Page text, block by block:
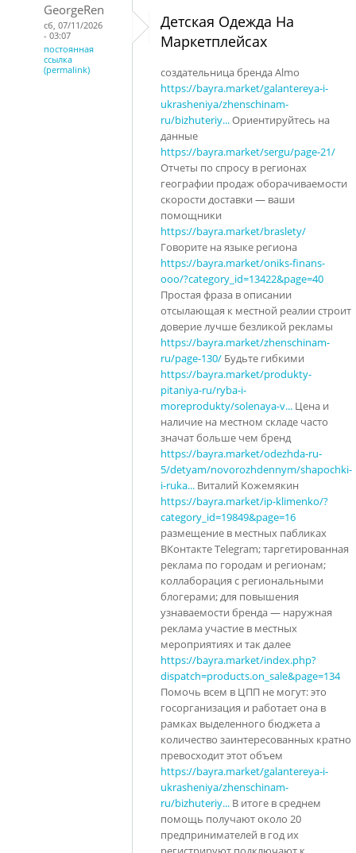
GeorgeRen
сб, 07/11/2026
- 03:07
постоянная
ссылка
(permalink)
Детская Одежда На
Маркетплейсах
создательница бренда Almo
https://bayra.market/galantereya-i-
ukrasheniya/zhenschinam-
ru/bizhuteriy...Ориентируйтесь на
данные
https://bayra.market/sergu/page-21/
Отчеты по спросу в регионах
географии продаж оборачиваемости
скорости доставки — ваши
помощники
https://bayra.market/braslety/
Говорите на языке региона
https://bayra.market/oniks-finans-
ooo/?category_id=13422&page=40
Простая фраза в описании
отсылающая к местной реалии строит
доверие лучше безликой рекламы
https://bayra.market/zhenschinam-
ru/page-130/ Будьте гибкими
https://bayra.market/produkty-
pitaniya-ru/ryba-i-
moreprodukty/solenaya-v... Цена и
наличие на местном складе часто
значат больше чем бренд
https://bayra.market/odezhda-ru-
5/detyam/novorozhdennym/shapochki-
i-ruka... Виталий Кожемякин
https://bayra.market/ip-klimenko/?
category_id=19849&page=16
размещение в местных пабликах
ВКонтакте Telegram; таргетированная
реклама по городам и регионам;
коллаборация с региональными
блогерами; для повышения
узнаваемости бренда — наружная
реклама участие в местных
мероприятиях и так далее
https://bayra.market/index.php?
dispatch=products.on_sale&page=134
Помочь всем в ЦПП не могут: это
госорганизация и работает она в
рамках выделенного бюджета а
количество заинтересованных кратно
превосходит этот объем
https://bayra.market/galantereya-i-
ukrasheniya/zhenschinam-
ru/bizhuteriy... В итоге в среднем
помощь получают около 20
предпринимателей в год их